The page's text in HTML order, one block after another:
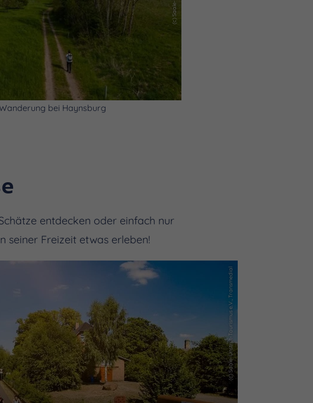
bei Haynsburg
entdecken oder einfach nur
seiner Freizeit etwas erleben!
(c) Saale-Unstrut-Tourismus e.V., Transmedial